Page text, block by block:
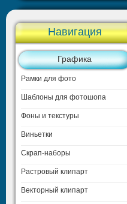
Навигация
Графика
Рамки для фото
Шаблоны для фотошопа
Фоны и текстуры
Виньетки
Скрап-наборы
Растровый клипарт
Векторный клипарт